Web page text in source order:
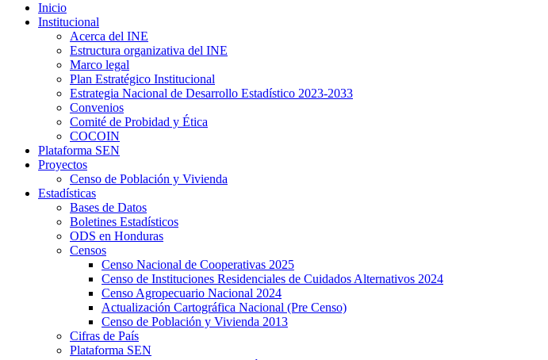
Inicio
Institucional
Acerca del INE
Estructura organizativa del INE
Marco legal
Plan Estratégico Institucional
Estrategia Nacional de Desarrollo Estadístico 2023-2033
Convenios
Comité de Probidad y Ética
COCOIN
Plataforma SEN
Proyectos
Censo de Población y Vivienda
Estadísticas
Bases de Datos
Boletines Estadísticos
ODS en Honduras
Censos
Censo Nacional de Cooperativas 2025
Censo de Instituciones Residenciales de Cuidados Alternativos 2024
Censo Agropecuario Nacional 2024
Actualización Cartográfica Nacional (Pre Censo)
Censo de Población y Vivienda 2013
Cifras de País
Plataforma SEN